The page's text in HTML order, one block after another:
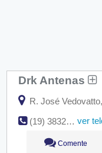
Drk Antenas
R. José
(19) 3832-1883
ver
Comente